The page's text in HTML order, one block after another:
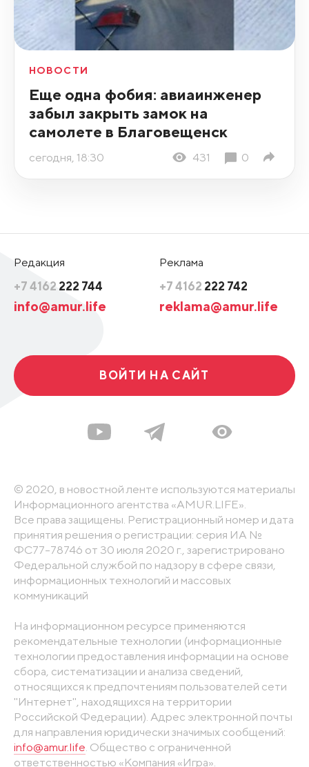
НОВОСТИ
Еще одна фобия: авиаинженер
забыл закрыть замок на
самолете в Благовещенск
сегодня, 18:30 431 0
Редакция
+7 4162 222 744
info@amur.life
Реклама
+7 4162 222 742
reklama@amur.life
ВОЙТИ НА САЙТ
© 2020, в новостной ленте используются материалы
Информационного агентства «AMUR.LIFE».
Все права защищены. Регистрационный номер и дата
принятия решения о регистрации: серия ИА №
ФС77-78746 от 30 июля 2020 г., зарегистрировано
Федеральной службой по надзору в сфере связи,
информационных технологий и массовых
коммуникаций
На информационном ресурсе применяются
рекомендательные технологии (информационные
технологии предоставления информации на основе
сбора, систематизации и анализа сведений,
относящихся к предпочтениям пользователей сети
"Интернет", находящихся на территории
Российской Федерации). Адрес электронной почты
для направления юридически значимых сообщений:
info@amur.life. Общество с ограниченной
ответственностью «Компания «Игра».